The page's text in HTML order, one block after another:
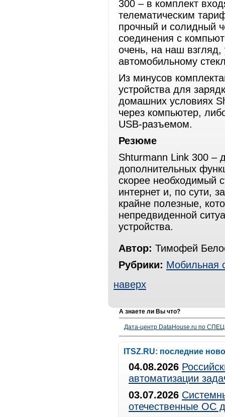
300 – в комплект
телематическим
прочный и солидный
соединения с
очень, на наш
автомобильному
Из минусов
устройства для
домашних условиях
через компьютер,
USB-разъемом.
Резюме
Shturmann Link 300 –
дополнительных
скорее необходимый
интернет и, по сути,
крайне полезные,
непредвиденной
устройства.
Автор: Тимофей
Рубрики: Мобильная
наверх
А знаете ли Вы что?
Дата-центр DataHouse.ru по
ITSZ.RU: последние
04.08.2026
автоматизации
03.07.2026
отечественные ОС